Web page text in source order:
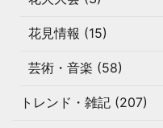
花見情報 (15)
芸術・音楽 (58)
トレンド・雑記 (207)